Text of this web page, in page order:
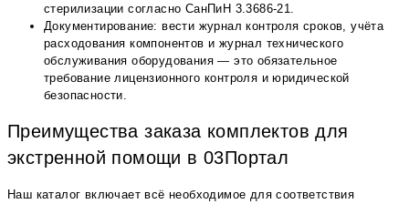
стерилизации согласно СанПиН 3.3686-21.
Документирование: вести журнал контроля сроков, учёта
расходования компонентов и журнал технического
обслуживания оборудования — это обязательное
требование лицензионного контроля и юридической
безопасности.
Преимущества заказа комплектов для
экстренной помощи в 03Портал
Наш каталог включает всё необходимое для соответствия